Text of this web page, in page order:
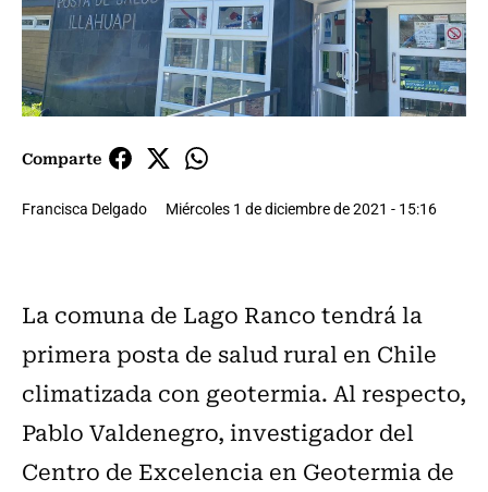
Comparte
Francisca Delgado Miércoles 1 de diciembre de 2021 - 15:16
La comuna de Lago Ranco tendrá la
primera posta de salud rural en Chile
climatizada con geotermia. Al respecto,
Pablo Valdenegro, investigador del
Centro de Excelencia en Geotermia de